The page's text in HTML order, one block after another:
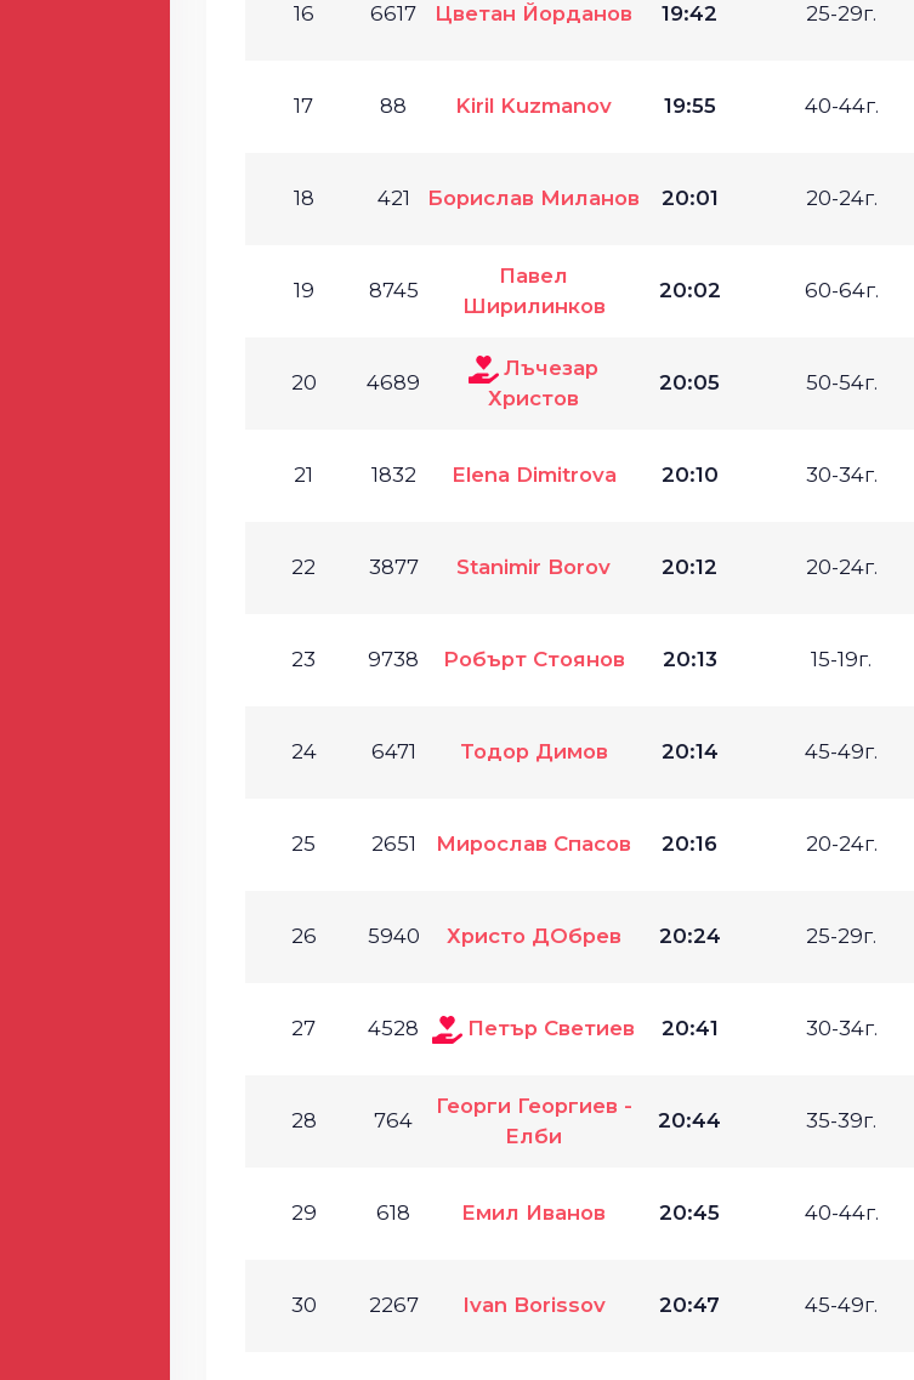
16 6617 Цветан Йорданов 19:42 25-29г.
17 88 Kiril Kuzmanov 19:55 40-44г.
18 421 Борислав Миланов 20:01 20-24г.
19 8745
Павел
Ширилинков
20:02 60-64г.
20 4689
Лъчезар
Христов
20:05 50-54г.
21 1832 Elena Dimitrova 20:10 30-34г.
22 3877 Stanimir Borov 20:12 20-24г.
23 9738 Робърт Стоянов 20:13 15-19г.
24 6471 Тодор Димов 20:14 45-49г.
25 2651 Мирослав Спасов 20:16 20-24г.
26 5940 Христо ДОбрев 20:24 25-29г.
27 4528 Петър Светиев 20:41 30-34г.
28 764
Георги Георгиев -
Елби
20:44 35-39г.
29 618 Емил Иванов 20:45 40-44г.
30 2267 Ivan Borissov 20:47 45-49г.